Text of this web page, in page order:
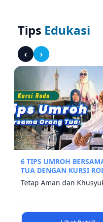
Tips Edukasi
‹ ›
6 TIPS UMROH
TUA DENGAN KURSI
Tetap Aman dan